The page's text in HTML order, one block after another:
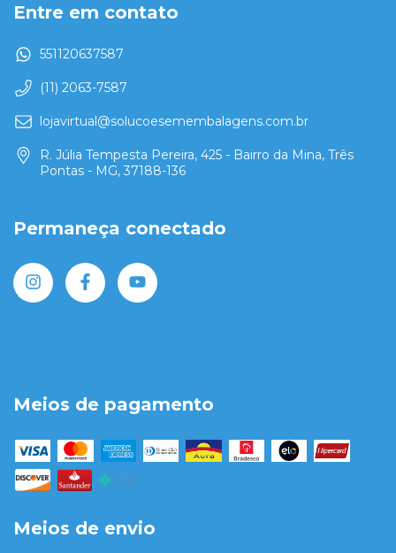
Entre em contato
551120637587
(11) 2063-7587
lojavirtual@solucoesemembalagens.com.br
R. Júlia Tempesta Pereira, 425 - Bairro da Mina, Três
Pontas - MG, 37188-136
Permaneça conectado
Meios de pagamento
Meios de envio